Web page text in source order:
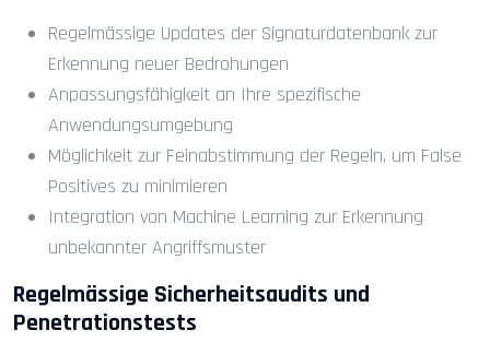
Regelmässige Updates der Signaturdatenbank zur
Erkennung neuer Bedrohungen
Anpassungsfähigkeit an Ihre spezifische
Anwendungsumgebung
Möglichkeit zur Feinabstimmung der Regeln, um False
Positives zu minimieren
Integration von Machine Learning zur Erkennung
unbekannter Angriffsmuster
Regelmässige Sicherheitsaudits und
Penetrationstests